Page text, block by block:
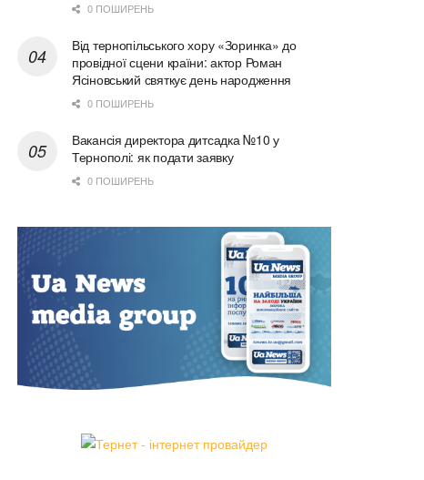
0 ПОШИРЕНЬ
Від тернопільського хору «Зоринка» до
провідної сцени країни: актор Роман
Ясіновський святкує день народження
0 ПОШИРЕНЬ
Вакансія директора дитсадка №10 у
Тернополі: як подати заявку
0 ПОШИРЕНЬ